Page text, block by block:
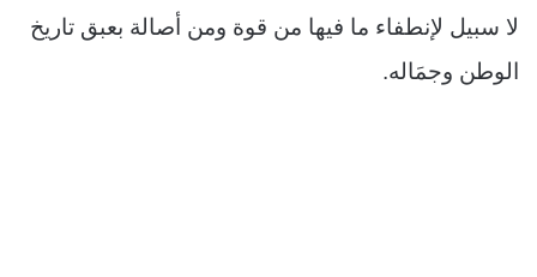
لا سبيل لإنطفاء ما فيها من قوة ومن أصالة بعبق تاريخ
الوطن وجمَاله.